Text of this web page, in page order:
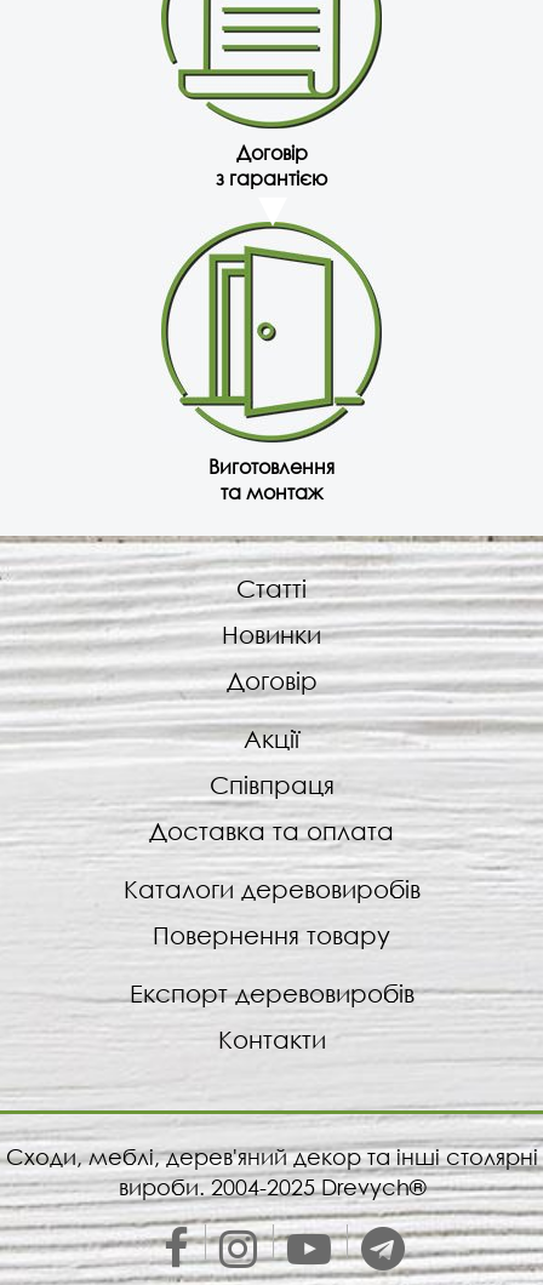
Договір
з гарантією
Виготовлення
та монтаж
Статті
Новинки
Договір
Акції
Співпраця
Доставка та оплата
Каталоги деревовиробів
Повернення товару
Експорт деревовиробів
Контакти
Сходи, меблі, дерев'яний декор та інші столярні
вироби. 2004-2025 Drevych®